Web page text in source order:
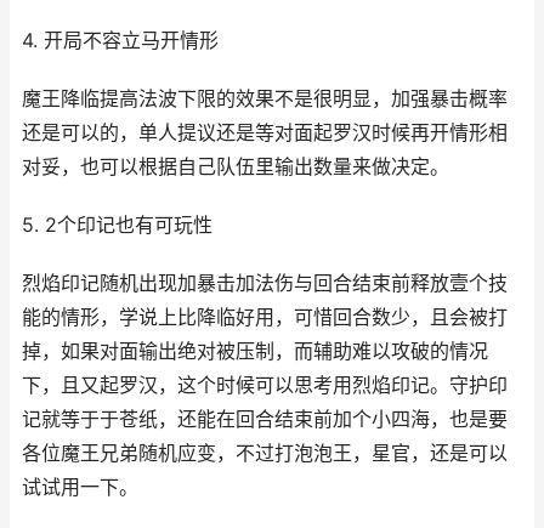
4. 开局不容立马开情形
魔王降临提高法波下限的效果不是很明显，加强暴击概率
还是可以的，单人提议还是等对面起罗汉时候再开情形相
对妥，也可以根据自己队伍里输出数量来做决定。
5. 2个印记也有可玩性
烈焰印记随机出现加暴击加法伤与回合结束前释放壹个技
能的情形，学说上比降临好用，可惜回合数少，且会被打
掉，如果对面输出绝对被压制，而辅助难以攻破的情况
下，且又起罗汉，这个时候可以思考用烈焰印记。守护印
记就等于于苍纸，还能在回合结束前加个小四海，也是要
各位魔王兄弟随机应变，不过打泡泡王，星官，还是可以
试试用一下。